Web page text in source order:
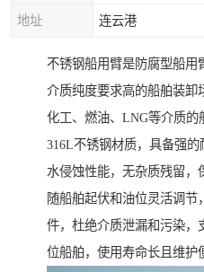
地址 连云港
不锈钢船用臂是防腐型船用
介质纯度要求高的船舶装卸
化工、燃油、LNG等介质的
316L不锈钢材质，具备强
水侵蚀性能，无杂质残留，
随船舶起伏和油位灵活调节
件，杜绝介质泄漏和污染，
位船舶，使用寿命长且维护